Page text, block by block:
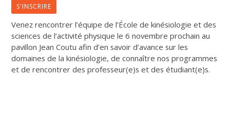
S'INSCRIRE
Venez rencontrer l’équipe de l’École de kinésiologie et des
sciences de l’activité physique le 6 novembre prochain au
pavillon Jean Coutu afin d’en savoir d’avance sur les
domaines de la kinésiologie, de connaître nos programmes
et de rencontrer des professeur(e)s et des étudiant(e)s.